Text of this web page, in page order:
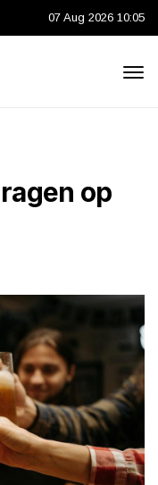
07 Aug 2026 10:05
op